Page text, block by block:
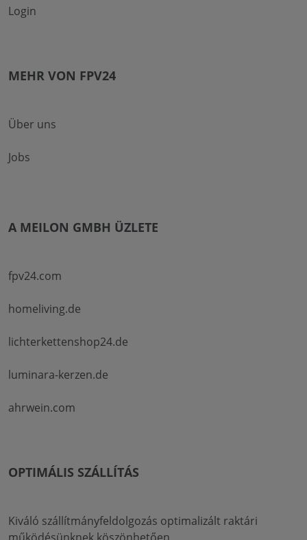
Login
MEHR VON FPV24
Über uns
Jobs
A MEILON GMBH ÜZLETE
fpv24.com
homeliving.de
lichterkettenshop24.de
luminara-kerzen.de
ahrwein.com
OPTIMÁLIS SZÁLLÍTÁS
Kiváló szállítmányfeldolgozás optimalizált raktári